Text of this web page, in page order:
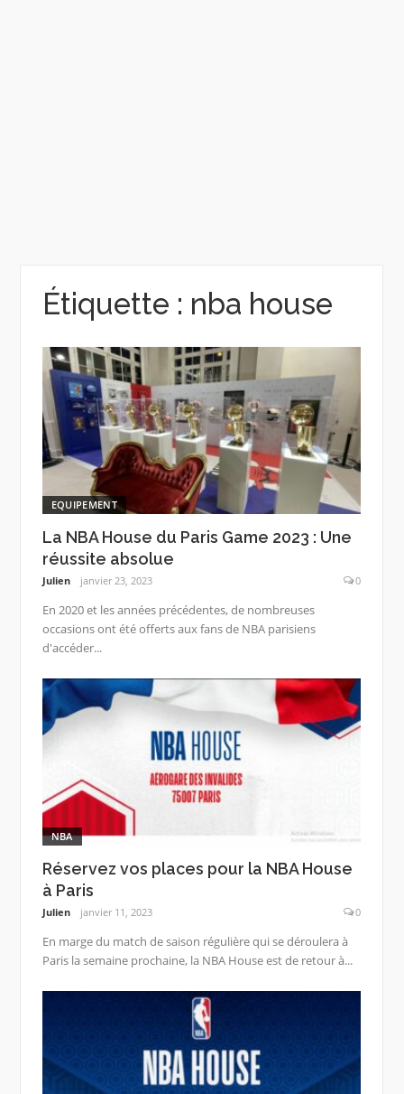
Étiquette : nba house
EQUIPEMENT
La NBA House du Paris Game 2023 : Une
réussite absolue
Julien janvier 23, 2023 0
En 2020 et les années précédentes, de nombreuses
occasions ont été offerts aux fans de NBA parisiens
d'accéder...
NBA
Réservez vos places pour la NBA House
à Paris
Julien janvier 11, 2023 0
En marge du match de saison régulière qui se déroulera à
Paris la semaine prochaine, la NBA House est de retour à...